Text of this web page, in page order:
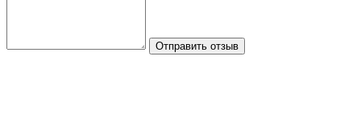
Отправить отзыв